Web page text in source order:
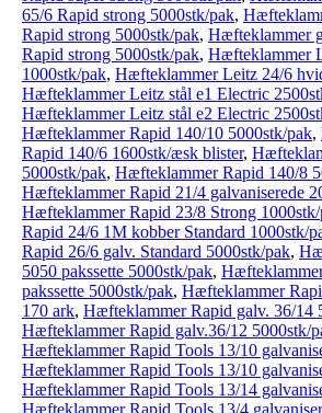
65/6 Rapid strong 5000stk/pak,
Rapid strong 5000stk/pak, Hæfteklammer
Rapid strong 5000stk/pak, Hæfteklammer
1000stk/pak, Hæfteklammer Leitz 24/6
Hæfteklammer Leitz stål e1 Electric
Hæfteklammer Leitz stål e2 Electric
Hæfteklammer Rapid 140/10 5000stk/pak,
Rapid 140/6 1600stk/æsk blister,
5000stk/pak, Hæfteklammer Rapid 140/8
Hæfteklammer Rapid 21/4 galvaniserede
Hæfteklammer Rapid 23/8 Strong
Rapid 24/6 1M kobber Standard 1000stk/
Rapid 26/6 galv. Standard 5000stk/pak,
5050 pakssette 5000stk/pak,
pakssette 5000stk/pak, Hæfteklammer
170 ark, Hæfteklammer Rapid galv. 36/14
Hæfteklammer Rapid galv.36/12 5000stk/
Hæfteklammer Rapid Tools 13/10
Hæfteklammer Rapid Tools 13/10
Hæfteklammer Rapid Tools 13/14
Hæfteklammer Rapid Tools 13/4